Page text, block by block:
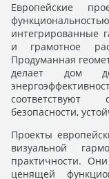
Европейские
интегрированные
и грамотное
Продуманная
делает дом
безопасности,
Проекты
визуальной
практичности.
ценящей